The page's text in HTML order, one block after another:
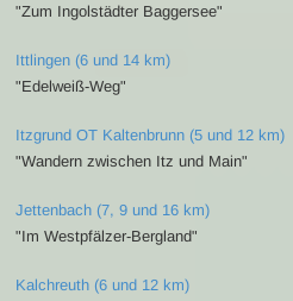
"Zum Ingolstädter Baggersee"
Ittlingen (6 und 14 km)
"Edelweiß-Weg"
Itzgrund OT Kaltenbrunn (5 und 12 km)
"Wandern zwischen Itz und Main"
Jettenbach (7, 9 und 16 km)
"Im Westpfälzer-Bergland"
Kalchreuth (6 und 12 km)